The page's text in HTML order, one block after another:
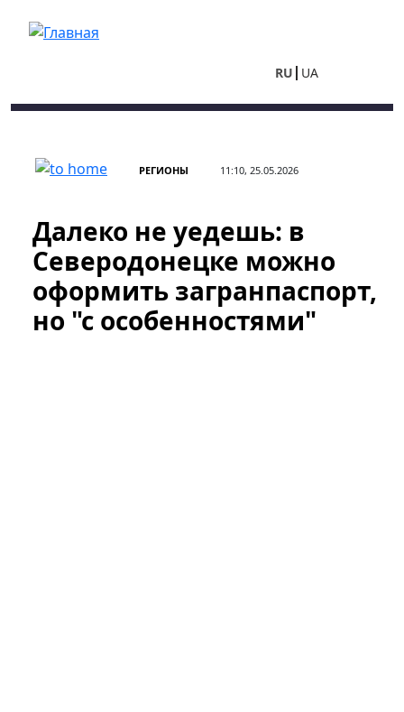
RU UA
РЕГИОНЫ 11:10, 25.05.2026
Далеко не уедешь: в
Северодонецке можно
оформить загранпаспорт,
но "с особенностями"